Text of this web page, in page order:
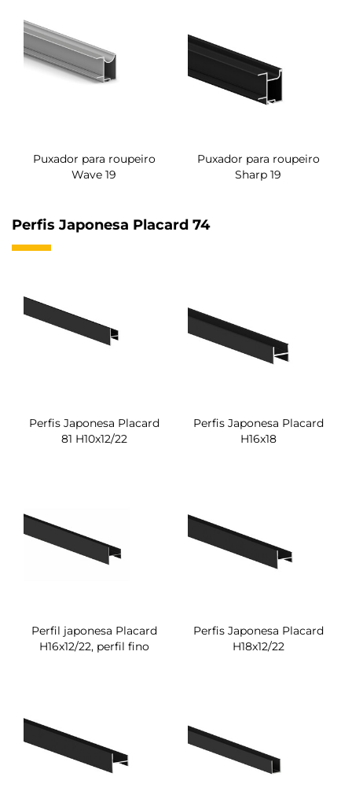
Puxador para roupeiro
Wave 19
Puxador para roupeiro
Sharp 19
Perfis Japonesa Placard 74
Perfis Japonesa Placard
81 H10x12/22
Perfis Japonesa Placard
H16x18
Perfil japonesa Placard
H16x12/22, perfil fino
Perfis Japonesa Placard
H18x12/22